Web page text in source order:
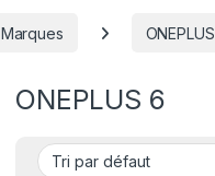
Marques ONEPLUS
ONEPLUS 6